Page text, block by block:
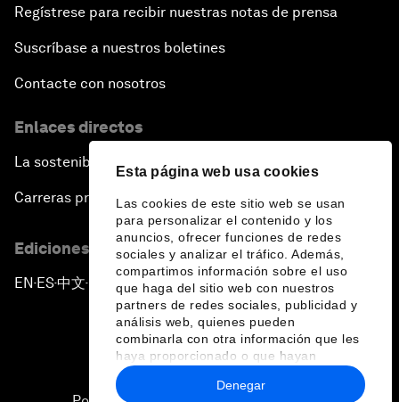
Esta página web usa cookies
Las cookies de este sitio web se usan
para personalizar el contenido y los
anuncios, ofrecer funciones de redes
sociales y analizar el tráfico. Además,
compartimos información sobre el uso
que haga del sitio web con nuestros
partners de redes sociales, publicidad y
análisis web, quienes pueden
combinarla con otra información que les
haya proporcionado o que hayan
recopilado a partir del uso que haya
hecho de sus servicios.
Denegar
Regístrese para recibir nuestras notas de prensa
Suscríbase a nuestros boletines
Contacte con nosotros
Enlaces directos
La sostenibilidad en el Foro
Carreras profesionales
Ediciones en otros idiomas
EN ▪ES▪中文▪ 日本語